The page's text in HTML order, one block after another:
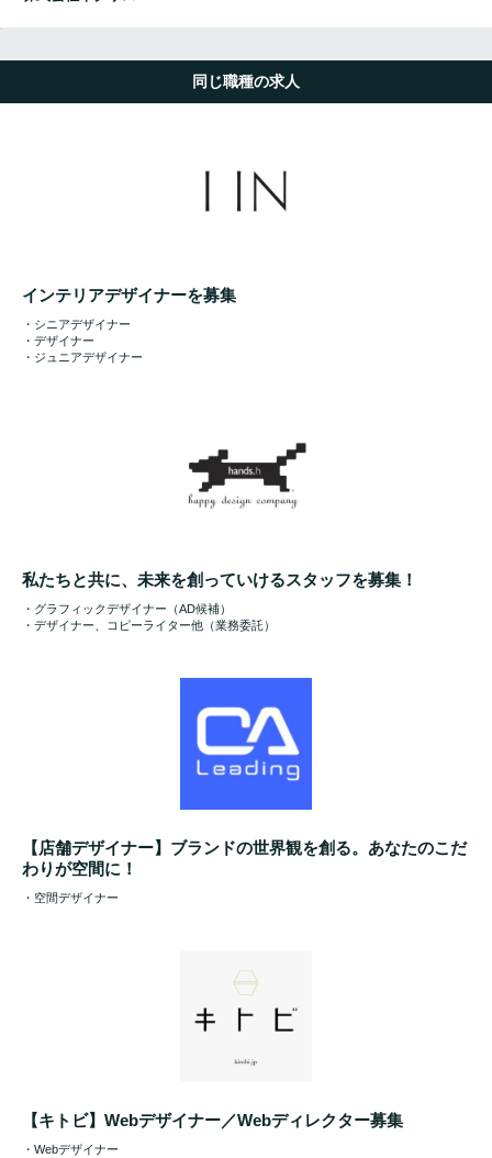
同じ職種の求人
インテリアデザイナーを募集
・シニアデザイナー
・デザイナー
・ジュニアデザイナー
私たちと共に、未来を創っていけるスタッフを募集！
・グラフィックデザイナー（AD候補）
・デザイナー、コピーライター他（業務委託）
【店舗デザイナー】ブランドの世界観を創る。あなたのこだ
わりが空間に！
・空間デザイナー
【キトビ】Webデザイナー／Webディレクター募集
・Webデザイナー